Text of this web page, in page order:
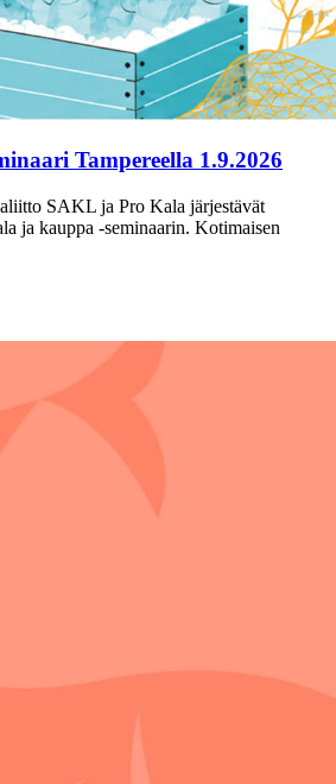
Tampereella 1.9.2026
SAKL ja Pro Kala järjestävät
ja kauppa -seminaarin. Kotimaisen